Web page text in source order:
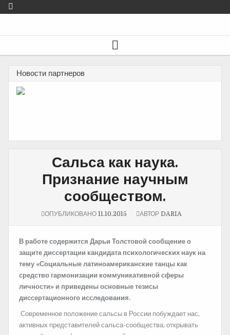
Новости партнеров
Сальса как наука.
Признание научным
сообществом.
ОПУБЛИКОВАНО 11.10.2015 АВТОР DARIA
В работе содержится Дарьи Толстовой сообщение о
защите диссертации кандидата психологических наук на
тему «Социальные латиноамериканские танцы как
средство гармонизации коммуникативной сферы
личности» и приведены основные тезисы
диссертационного исследования.
Современное положение сальсы в России побуждает нас,
активных представителей сальса-сообщества, открывать